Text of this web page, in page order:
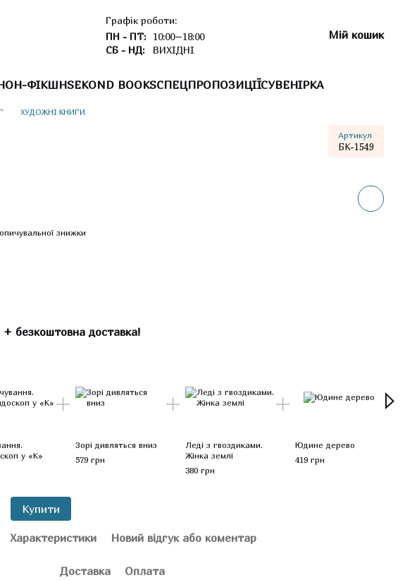
Графік роботи:
ПН - ПТ: 10:00–18:00
СБ - НД:
ВИХІДНІ
Мій кошик
ФІКШНSEKOND BOOKSСПЕЦПРОПОЗИЦІЇСУВЕНІРКА
ХУДОЖНІ КНИГИ
Артикул
БК-1549
знижки
безкоштовна доставка!
у «К»
Зорі дивляться вниз
579 грн
Леді з гвоздиками.
Жінка землі
380 грн
Юдине дерево
419 грн
Купити
Характеристики Новий відгук або коментар
Доставка Оплата